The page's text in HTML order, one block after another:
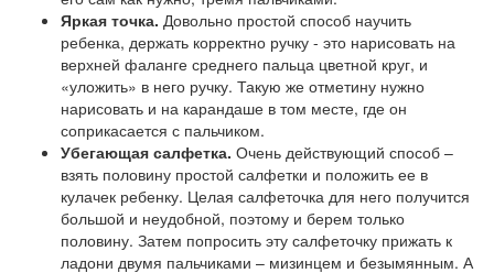
Яркая точка. Довольно простой способ научить
ребенка, держать корректно ручку - это нарисовать на
верхней фаланге среднего пальца цветной круг, и
«уложить» в него ручку. Такую же отметину нужно
нарисовать и на карандаше в том месте, где он
соприкасается с пальчиком.
Убегающая салфетка. Очень действующий способ –
взять половину простой салфетки и положить ее в
кулачек ребенку. Целая салфеточка для него получится
большой и неудобной, поэтому и берем только
половину. Затем попросить эту салфеточку прижать к
ладони двумя пальчиками – мизинцем и безымянным. А